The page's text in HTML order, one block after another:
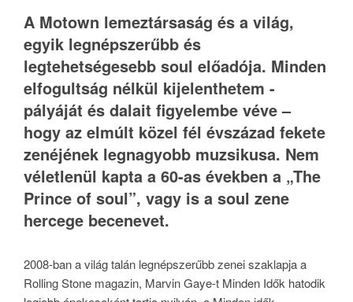
A Motown lemeztársaság és a világ,
egyik legnépszerűbb és
legtehetségesebb soul előadója. Minden
elfogultság nélkül kijelenthetem -
pályáját és dalait figyelembe véve –
hogy az elmúlt közel fél évszázad fekete
zenéjének legnagyobb muzsikusa. Nem
véletlenül kapta a 60-as években a „The
Prince of soul”, vagy is a soul zene
hercege becenevet.
2008-ban a világ talán legnépszerűbb zenei szaklapja a
Rolling Stone magazin, Marvin Gaye-t Minden Idők hatodik